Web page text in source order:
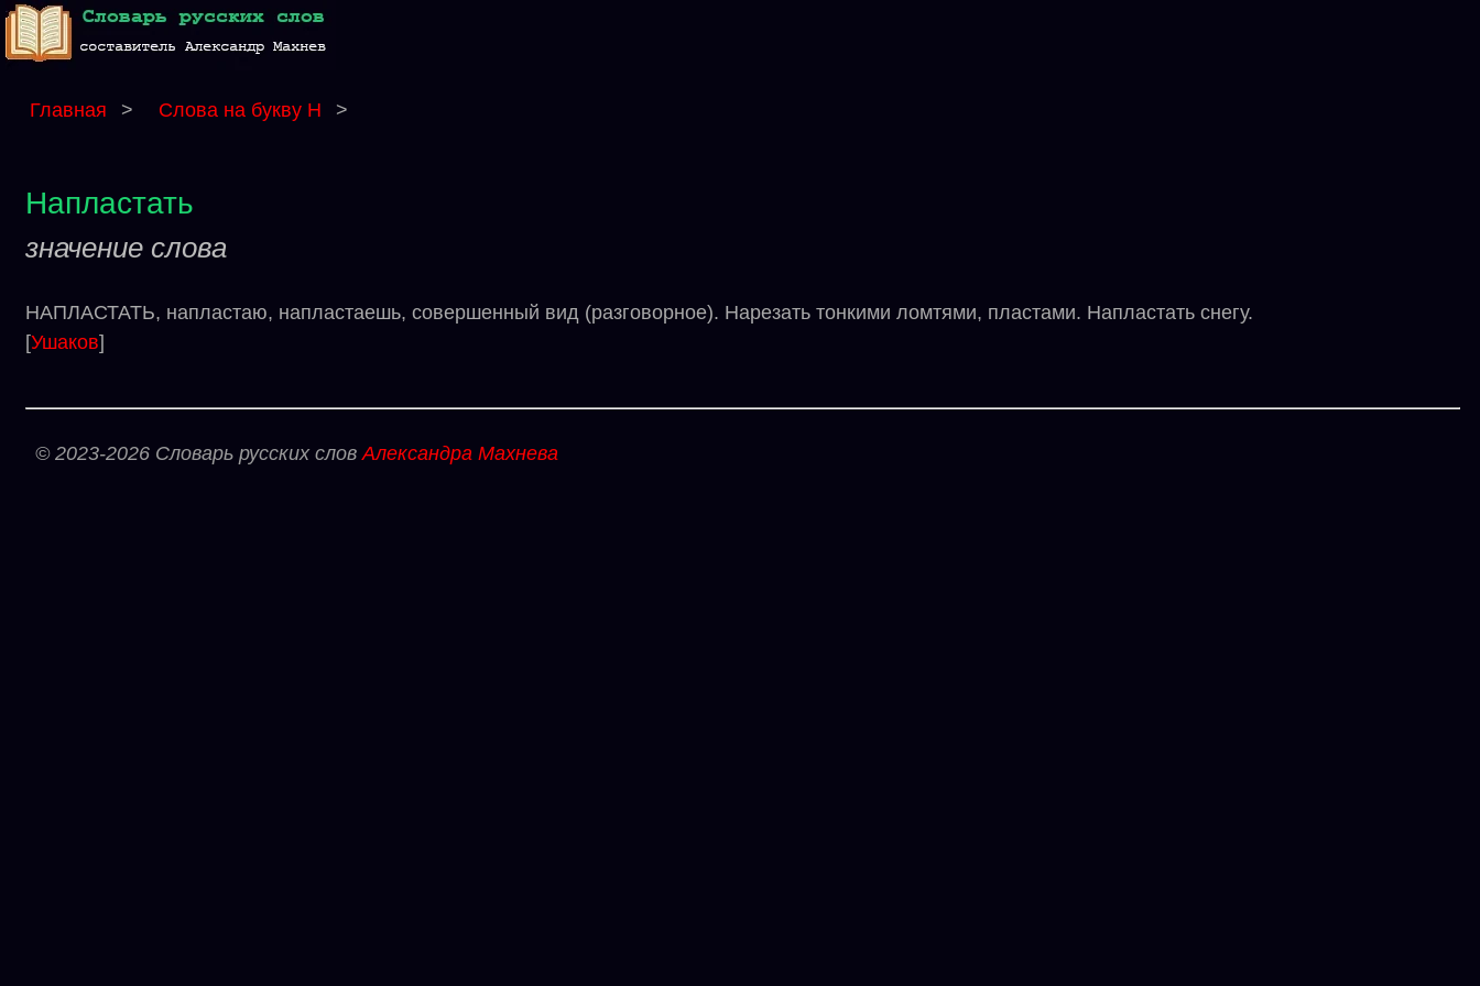
Главная > Слова на букву Н >
Напластать
значение слова
НАПЛАСТАТЬ, напластаю, напластаешь, совершенный вид (разговорное). Нарезать тонкими ломтями, пластами. Напластать снегу.
[Ушаков]
© 2023-2026 Словарь русских словАлександра Махнева